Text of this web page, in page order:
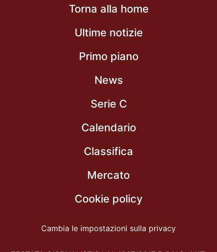
Torna alla home
Ultime notizie
Primo piano
News
Serie C
Calendario
Classifica
Mercato
Cookie policy
Cambia le impostazioni sulla privacy